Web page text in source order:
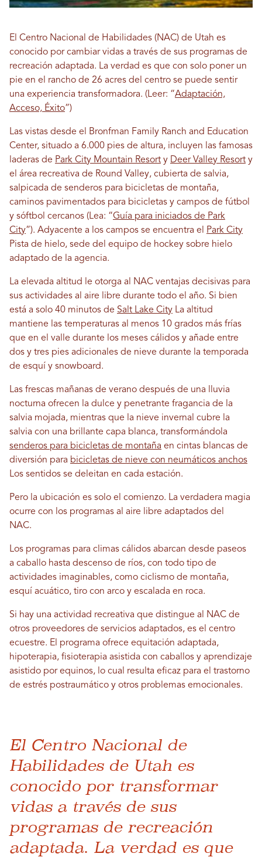
El Centro Nacional de Habilidades (NAC) de Utah es
conocido por cambiar vidas a través de sus programas de
recreación adaptada. La verdad es que con solo poner un
pie en el rancho de 26 acres del centro se puede sentir
una experiencia transformadora. (Leer: “Adaptación,
Acceso, Éxito”)
Las vistas desde el Bronfman Family Ranch and Education
Center, situado a 6.000 pies de altura, incluyen las famosas
laderas de Park City Mountain Resort y Deer Valley Resort y
el área recreativa de Round Valley, cubierta de salvia,
salpicada de senderos para bicicletas de montaña,
caminos pavimentados para bicicletas y campos de fútbol
y sóftbol cercanos (Lea: “Guía para iniciados de Park
City”). Adyacente a los campos se encuentra el
Park City
Pista de hielo, sede del equipo de hockey sobre hielo
adaptado de la agencia.
La elevada altitud le otorga al NAC ventajas decisivas para
sus actividades al aire libre durante todo el año. Si bien
está a solo 40 minutos de Salt Lake City La altitud
mantiene las temperaturas al menos 10 grados más frías
que en el valle durante los meses cálidos y añade entre
dos y tres pies adicionales de nieve durante la temporada
de esquí y snowboard.
Las frescas mañanas de verano después de una lluvia
nocturna ofrecen la dulce y penetrante fragancia de la
salvia mojada, mientras que la nieve invernal cubre la
salvia con una brillante capa blanca, transformándola
senderos para bicicletas de montaña en cintas blancas de
diversión para bicicletas de nieve con neumáticos anchos
Los sentidos se deleitan en cada estación.
Pero la ubicación es solo el comienzo. La verdadera magia
ocurre con los programas al aire libre adaptados del
NAC.
Los programas para climas cálidos abarcan desde paseos
a caballo hasta descenso de ríos, con todo tipo de
actividades imaginables, como ciclismo de montaña,
esquí acuático, tiro con arco y escalada en roca.
Si hay una actividad recreativa que distingue al NAC de
otros proveedores de servicios adaptados, es el centro
ecuestre. El programa ofrece equitación adaptada,
hipoterapia, fisioterapia asistida con caballos y aprendizaje
asistido por equinos, lo cual resulta eficaz para el trastorno
de estrés postraumático y otros problemas emocionales.
El Centro Nacional de
Habilidades de Utah es
conocido por transformar
vidas a través de sus
programas de recreación
adaptada. La verdad es que